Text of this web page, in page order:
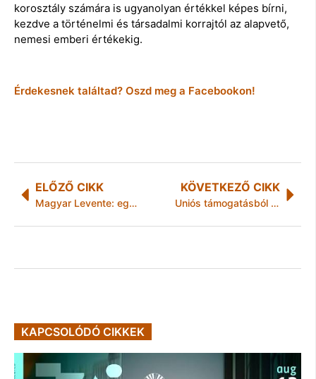
korosztály számára is ugyanolyan értékkel képes bírni,
kezdve a történelmi és társadalmi korrajtól az alapvető,
nemesi emberi értékekig.
Érdekesnek találtad? Oszd meg a Facebookon!
ELŐZŐ CIKK
Magyar Levente: egy japán autóipari vállalat 15 milliárd forintos beruházást tervez Magyarországon
KÖVETKEZŐ CIKK
Uniós támogatásból rehabilitációs ellátás fejlesztése
KAPCSOLÓDÓ CIKKEK